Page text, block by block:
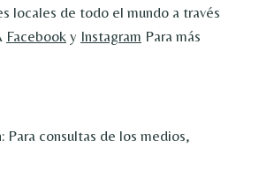
locales de todo el mundo a través
Facebook y Instagram Para más
Para consultas de los medios,